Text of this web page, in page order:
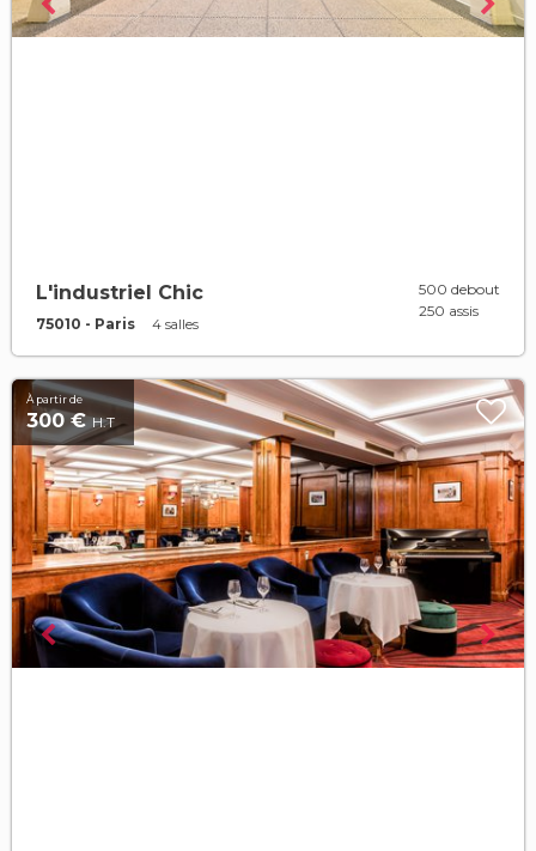
L'industriel Chic
75010 - Paris 4 salles
500 debout
250 assis
À partir de
300 €H.T